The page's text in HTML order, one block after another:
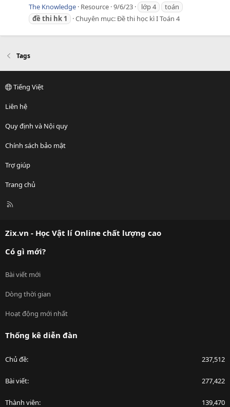
The Knowledge Resource 9/6/23 lớp 4
toán
đề thi hk 1 Chuyên mục:Đề thi học kì I Toán 4
Tags
Tiếng Việt
Liên hệ
Quy định và Nội quy
Chính sách bảo mật
Trợ giúp
Trang chủ
R
Zix.vn - Học Vật lí Online chất lượng cao
Có gì mới?
Bài viết mới
Dòng thời gian
Hoạt động mới nhất
Thống kê diễn đàn
Chủ đề 237,512
Bài viết 277,422
Thành viên 139,470